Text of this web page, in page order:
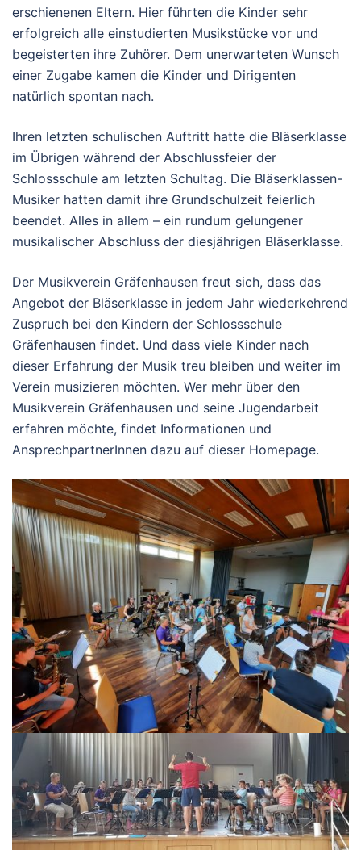
erschienenen Eltern. Hier führten die Kinder sehr
erfolgreich alle einstudierten Musikstücke vor und
begeisterten ihre Zuhörer. Dem unerwarteten Wunsch
einer Zugabe kamen die Kinder und Dirigenten
natürlich spontan nach.
Ihren letzten schulischen Auftritt hatte die Bläserklasse
im Übrigen während der Abschlussfeier der
Schlossschule am letzten Schultag. Die Bläserklassen-
Musiker hatten damit ihre Grundschulzeit feierlich
beendet. Alles in allem – ein rundum gelungener
musikalischer Abschluss der diesjährigen Bläserklasse.
Der Musikverein Gräfenhausen freut sich, dass das
Angebot der Bläserklasse in jedem Jahr wiederkehrend
Zuspruch bei den Kindern der Schlossschule
Gräfenhausen findet. Und dass viele Kinder nach
dieser Erfahrung der Musik treu bleiben und weiter im
Verein musizieren möchten. Wer mehr über den
Musikverein Gräfenhausen und seine Jugendarbeit
erfahren möchte, findet Informationen und
AnsprechpartnerInnen dazu auf dieser Homepage.